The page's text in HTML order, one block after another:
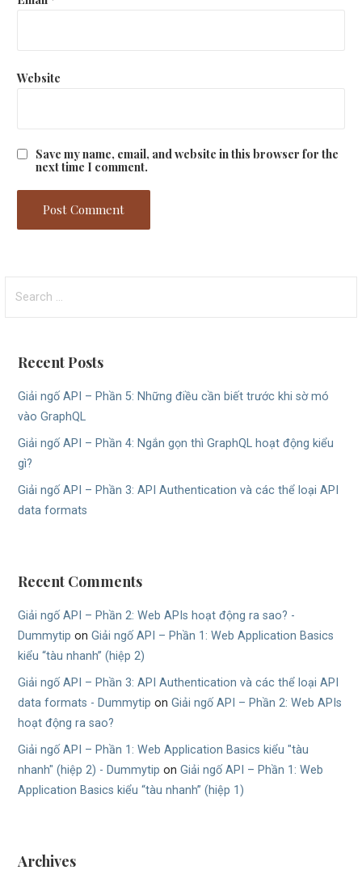
Website
Save my name, email, and website in this browser for the
next time I comment.
for:
Recent Posts
Giải ngố API – Phần 5: Những điều cần biết trước khi sờ mó
vào GraphQL
Giải ngố API – Phần 4: Ngắn gọn thì GraphQL hoạt động kiểu
gì?
Giải ngố API – Phần 3: API Authentication và các thể loại API
data formats
Recent Comments
Giải ngố API – Phần 2: Web APIs hoạt động ra sao? -
Dummytip onGiải ngố API – Phần 1: Web Application Basics
kiểu “tàu nhanh” (hiệp 2)
Giải ngố API – Phần 3: API Authentication và các thể loại API
data formats - Dummytip onGiải ngố API – Phần 2: Web APIs
hoạt động ra sao?
Giải ngố API – Phần 1: Web Application Basics kiểu "tàu
nhanh" (hiệp 2) - Dummytip onGiải ngố API – Phần 1: Web
Application Basics kiểu “tàu nhanh” (hiệp 1)
Archives